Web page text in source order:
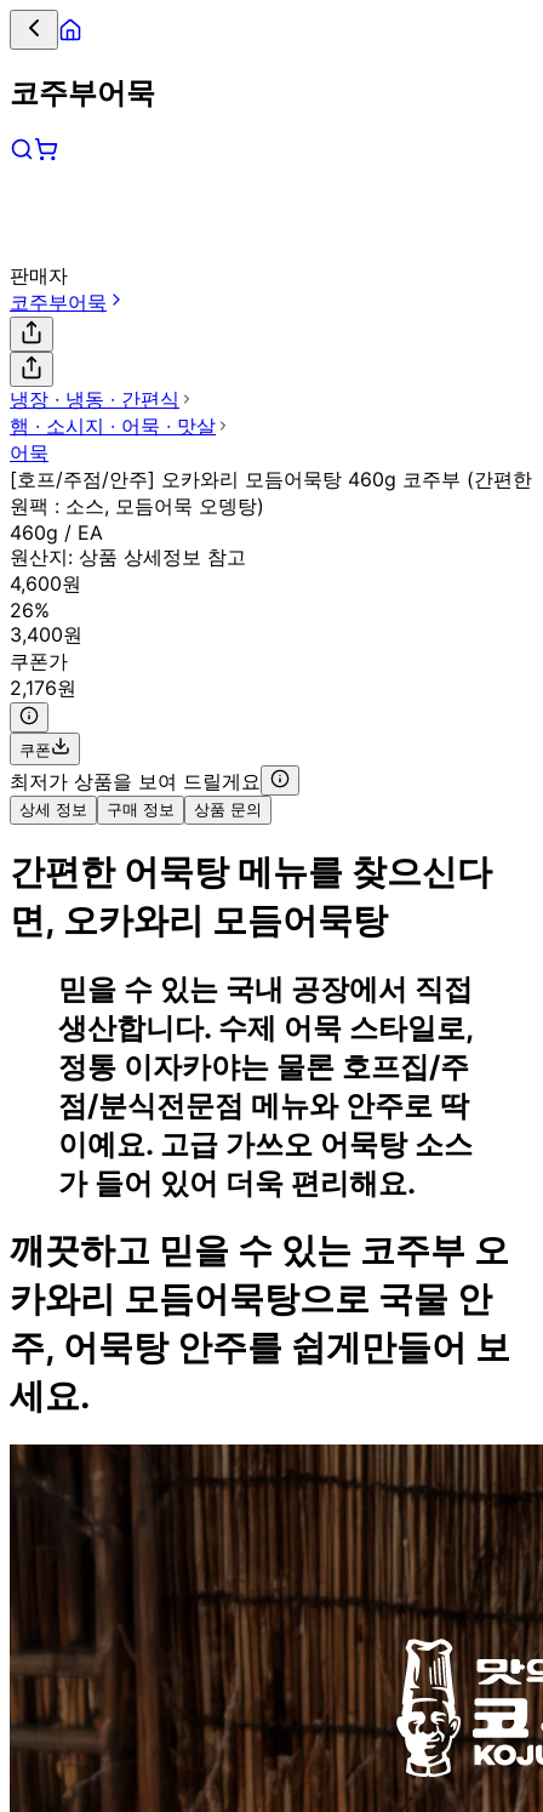
코주부어묵
판매자
코주부어묵
냉장 ∙ 냉동 ∙ 간편식
햄 ∙ 소시지 ∙ 어묵 ∙ 맛살
어묵
[호프/주점/안주] 오카와리 모듬어묵탕 460g 코주부 (간편한
원팩 : 소스, 모듬어묵 오뎅탕)
460g / EA
원산지: 상품 상세정보 참고
4,600원
26%
3,400원
쿠폰가
2,176원
쿠폰
최저가 상품을 보여 드릴게요
상세 정보 구매 정보 상품 문의
간편한 어묵탕 메뉴를 찾으신다
면, 오카와리 모듬어묵탕
믿을 수 있는 국내 공장에서 직접
생산합니다. 수제 어묵 스타일로,
정통 이자카야는 물론 호프집/주
점/분식전문점 메뉴와 안주로 딱
이예요. 고급 가쓰오 어묵탕 소스
가 들어 있어 더욱 편리해요.
깨끗하고 믿을 수 있는 코주부 오
카와리 모듬어묵탕으로 국물 안
주, 어묵탕 안주를 쉽게만들어 보
세요.